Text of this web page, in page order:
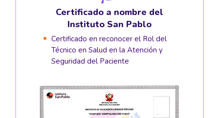
Certificado a nombre del
Instituto San Pablo
Certificado en reconocer el Rol del
Técnico en Salud en la Atención y
Seguridad del Paciente